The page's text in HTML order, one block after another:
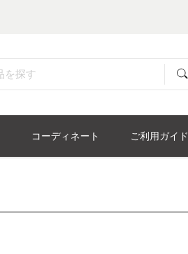
コーディネート ご利用ガイド